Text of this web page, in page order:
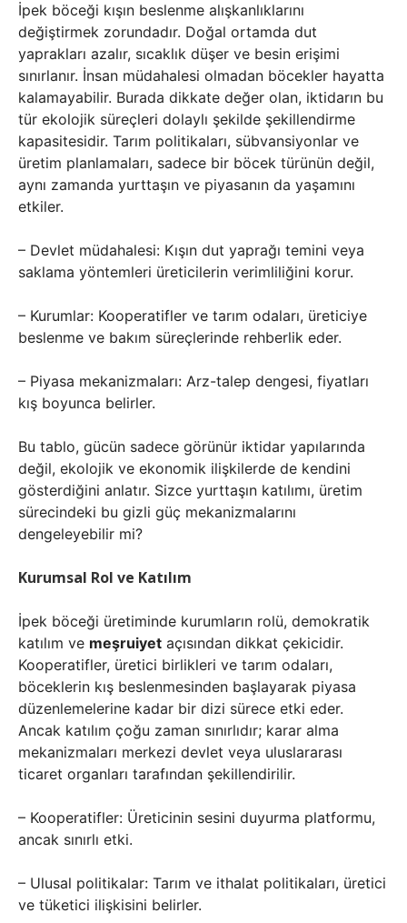
İpek böceği kışın beslenme alışkanlıklarını
değiştirmek zorundadır. Doğal ortamda dut
yaprakları azalır, sıcaklık düşer ve besin erişimi
sınırlanır. İnsan müdahalesi olmadan böcekler hayatta
kalamayabilir. Burada dikkate değer olan, iktidarın bu
tür ekolojik süreçleri dolaylı şekilde şekillendirme
kapasitesidir. Tarım politikaları, sübvansiyonlar ve
üretim planlamaları, sadece bir böcek türünün değil,
aynı zamanda yurttaşın ve piyasanın da yaşamını
etkiler.
– Devlet müdahalesi: Kışın dut yaprağı temini veya
saklama yöntemleri üreticilerin verimliliğini korur.
– Kurumlar: Kooperatifler ve tarım odaları, üreticiye
beslenme ve bakım süreçlerinde rehberlik eder.
– Piyasa mekanizmaları: Arz-talep dengesi, fiyatları
kış boyunca belirler.
Bu tablo, gücün sadece görünür iktidar yapılarında
değil, ekolojik ve ekonomik ilişkilerde de kendini
gösterdiğini anlatır. Sizce yurttaşın katılımı, üretim
sürecindeki bu gizli güç mekanizmalarını
dengeleyebilir mi?
Kurumsal Rol ve Katılım
İpek böceği üretiminde kurumların rolü, demokratik
katılım ve meşruiyet açısından dikkat çekicidir.
Kooperatifler, üretici birlikleri ve tarım odaları,
böceklerin kış beslenmesinden başlayarak piyasa
düzenlemelerine kadar bir dizi sürece etki eder.
Ancak katılım çoğu zaman sınırlıdır; karar alma
mekanizmaları merkezi devlet veya uluslararası
ticaret organları tarafından şekillendirilir.
– Kooperatifler: Üreticinin sesini duyurma platformu,
ancak sınırlı etki.
– Ulusal politikalar: Tarım ve ithalat politikaları, üretici
ve tüketici ilişkisini belirler.